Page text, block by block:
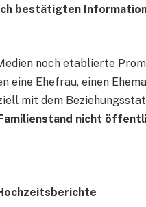
bestätigten
noch etablierte
eine Ehefrau, einen
mit dem
nicht